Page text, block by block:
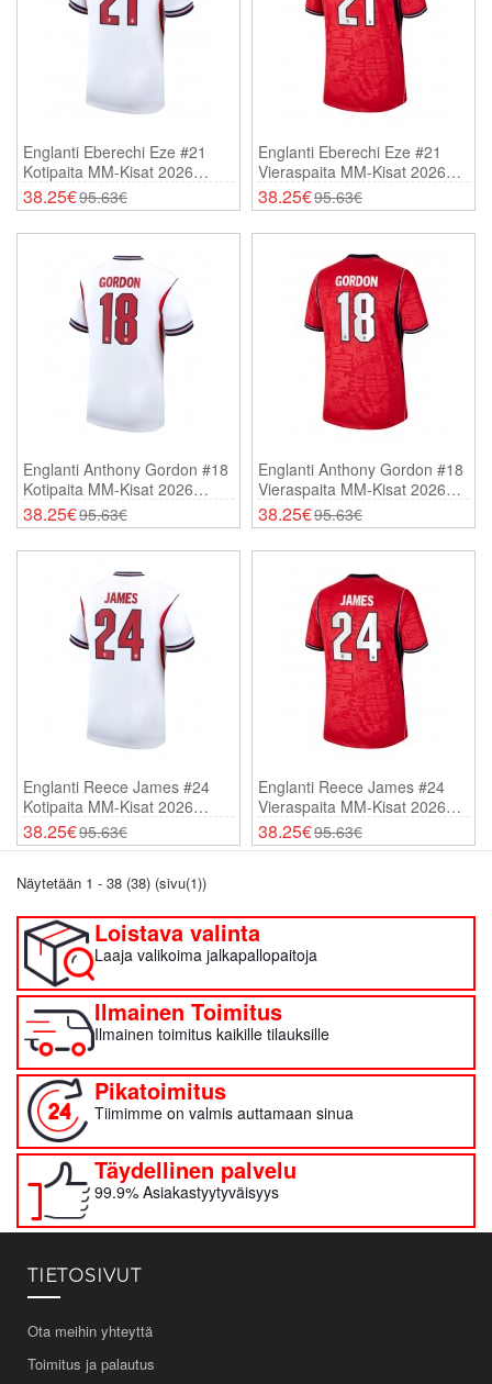
Englanti Eberechi Eze #21
Kotipaita MM-Kisat 2026
Lyhythihainen
38.25€95.63€
Englanti Eberechi Eze #21
Vieraspaita MM-Kisat 2026
Lyhythihainen
38.25€95.63€
Englanti Anthony Gordon #18
Kotipaita MM-Kisat 2026
Lyhythihainen
38.25€95.63€
Englanti Anthony Gordon #18
Vieraspaita MM-Kisat 2026
Lyhythihainen
38.25€95.63€
Englanti Reece James #24
Kotipaita MM-Kisat 2026
Lyhythihainen
38.25€95.63€
Englanti Reece James #24
Vieraspaita MM-Kisat 2026
Lyhythihainen
38.25€95.63€
Näytetään 1 - 38 (38) (sivu(1))
Loistava valinta
Laaja valikoima jalkapallopaitoja
Ilmainen Toimitus
Ilmainen toimitus kaikille tilauksille
Pikatoimitus
Tiimimme on valmis auttamaan sinua
Täydellinen palvelu
99.9% Asiakastyytyväisyys
TIETOSIVUT
Ota meihin yhteyttä
Toimitus ja palautus